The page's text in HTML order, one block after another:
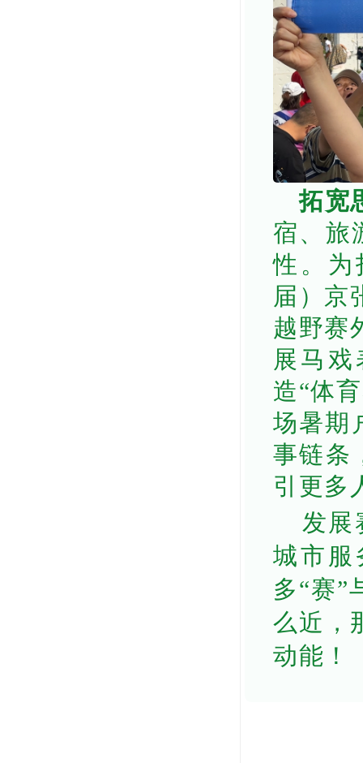
拓宽
宿、旅
性。为
届）京
越野赛
展马
造“体
场暑期
事链条
引更多
发展
城市服
多“赛”
么近，
动能！